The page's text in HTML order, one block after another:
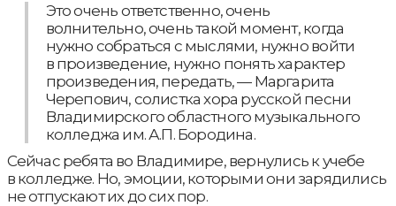
Это очень ответственно, очень
волнительно, очень такой момент, когда
нужно собраться с мыслями, нужно войти
в произведение, нужно понять характер
произведения, передать, — Маргарита
Черепович, солистка хора русской песни
Владимирского областного музыкального
колледжа им. А.П. Бородина.
Сейчас ребята во Владимире, вернулись к учебе
в колледже. Но, эмоции, которыми они зарядились
не отпускают их до сих пор.